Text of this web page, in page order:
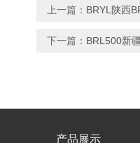
上一篇： BRYL陕西
下一篇： BRL500新
产品展示